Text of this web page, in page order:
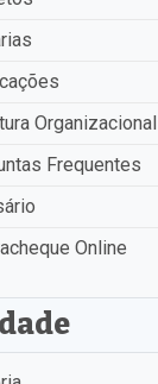
Organizacional
Frequentes
Online